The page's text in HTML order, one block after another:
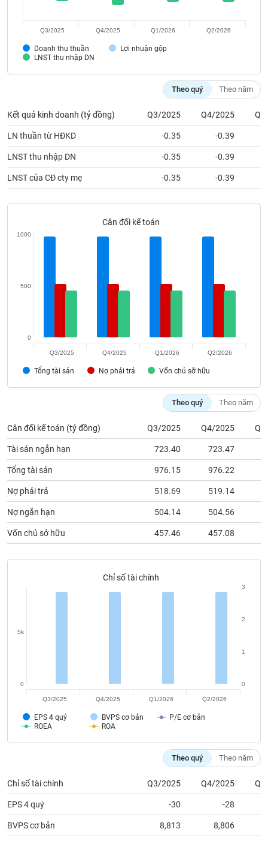
Doanh thu thuần
Lợi nhuận gộp
LNST thu nhập DN
Q3/2025 Q4/2025 Q1/2026 Q2/2026
Theo quý Theo năm
Kết quả kinh doanh (tỷ đồng) Q3/2025 Q4/2025
LN thuần từ HĐKD -0.35 -0.39
LNST thu nhập DN -0.35 -0.39
LNST của CĐ cty mẹ -0.35 -0.39
Cân đối kế toán
Tổng tài sản Nợ phải trả Vốn chủ sỡ hữu
0
500
1000
Q3/2025 Q4/2025 Q1/2026 Q2/2026
Theo quý Theo năm
Cân đối kế toán (tỷ đồng) Q3/2025 Q4/2025
Tài sản ngắn hạn 723.40 723.47
Tổng tài sản 976.15 976.22
Nợ phải trả 518.69 519.14
Nợ ngắn hạn 504.14 504.56
Vốn chủ sở hữu 457.46 457.08
Chỉ số tài chính
EPS 4 quý BVPS cơ bản
P/E cơ bản
ROEA
ROA
0
5k
0
1
2
3
Q3/2025 Q4/2025 Q1/2026 Q2/2026
Theo quý Theo năm
Chỉ số tài chính Q3/2025 Q4/2025
EPS 4 quý -30 -28
BVPS cơ bản 8,813 8,806
Bài
của
(-)
Báo
cáo
phân
tích
(-)
ngữ
vụ
chính
Công
cụ
đầu
tư
liệu